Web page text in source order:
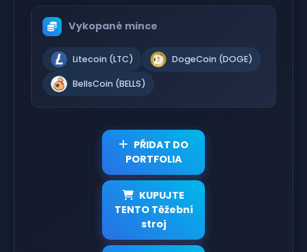
Vykopané mince
Litecoin (LTC) DogeCoin (DOGE)
BellsCoin (BELLS)
PŘIDAT DO
PORTFOLIA
KUPUJTE
TENTO Těžební
stroj